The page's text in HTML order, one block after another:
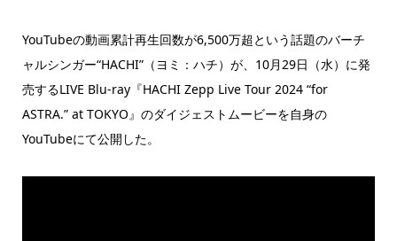
YouTubeの動画累計再生回数が6,500万超という話題のバーチ
ャルシンガー“HACHI”（ヨミ：ハチ）が、10月29日（水）に発
売するLIVE Blu-ray『HACHI Zepp Live Tour 2024 “for
ASTRA.” at TOKYO』のダイジェストムービーを自身の
YouTubeにて公開した。